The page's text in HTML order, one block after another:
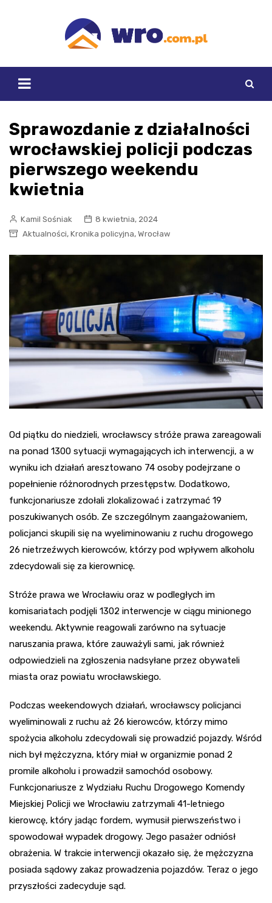
Sprawozdanie z działalności
wrocławskiej policji podczas
pierwszego weekendu
kwietnia
Kamil Sośniak
8 kwietnia, 2024
Aktualności, Kronika policyjna, Wrocław
Od piątku do niedzieli, wrocławscy stróże prawa zareagowali
na ponad 1300 sytuacji wymagających ich interwencji, a w
wyniku ich działań aresztowano 74 osoby podejrzane o
popełnienie różnorodnych przestępstw. Dodatkowo,
funkcjonariusze zdołali zlokalizować i zatrzymać 19
poszukiwanych osób. Ze szczególnym zaangażowaniem,
policjanci skupili się na wyeliminowaniu z ruchu drogowego
26 nietrzeźwych kierowców, którzy pod wpływem alkoholu
zdecydowali się za kierownicę.
Stróże prawa we Wrocławiu oraz w podległych im
komisariatach podjęli 1302 interwencje w ciągu minionego
weekendu. Aktywnie reagowali zarówno na sytuacje
naruszania prawa, które zauważyli sami, jak również
odpowiedzieli na zgłoszenia nadsyłane przez obywateli
miasta oraz powiatu wrocławskiego.
Podczas weekendowych działań, wrocławscy policjanci
wyeliminowali z ruchu aż 26 kierowców, którzy mimo
spożycia alkoholu zdecydowali się prowadzić pojazdy. Wśród
nich był mężczyzna, który miał w organizmie ponad 2
promile alkoholu i prowadził samochód osobowy.
Funkcjonariusze z Wydziału Ruchu Drogowego Komendy
Miejskiej Policji we Wrocławiu zatrzymali 41-letniego
kierowcę, który jadąc fordem, wymusił pierwszeństwo i
spowodował wypadek drogowy. Jego pasażer odniósł
obrażenia. W trakcie interwencji okazało się, że mężczyzna
posiada sądowy zakaz prowadzenia pojazdów. Teraz o jego
przyszłości zadecyduje sąd.